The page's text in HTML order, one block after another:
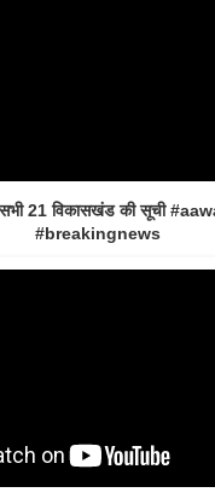
21 विकासखंड की सूची
#breakingnews